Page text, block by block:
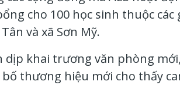
cho 100 học sinh thuộc
và xã Sơn Mỹ.
dịp khai trương văn phòng
bố thương hiệu mới cho thấy